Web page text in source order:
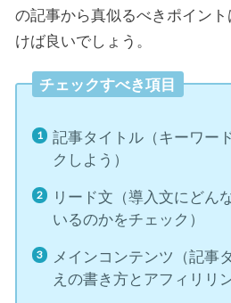
の記事から真似るべきポイン
けば良いでしょう。
チェックすべき項目
記事タイトル（キーワー
クしよう）
リード文（導入文にどん
いるのかをチェック）
メインコンテンツ（記事
えの書き方とアフィリリ